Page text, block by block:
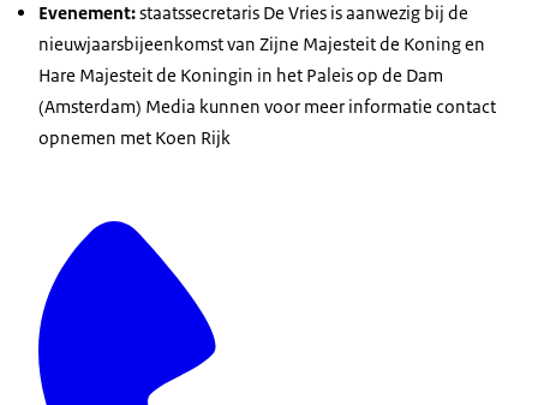
Evenement:staatssecretaris De Vries is aanwezig bij de
nieuwjaarsbijeenkomst van Zijne Majesteit de Koning en
Hare Majesteit de Koningin in het Paleis op de Dam
(Amsterdam) Media kunnen voor meer informatie contact
opnemen met Koen Rijk